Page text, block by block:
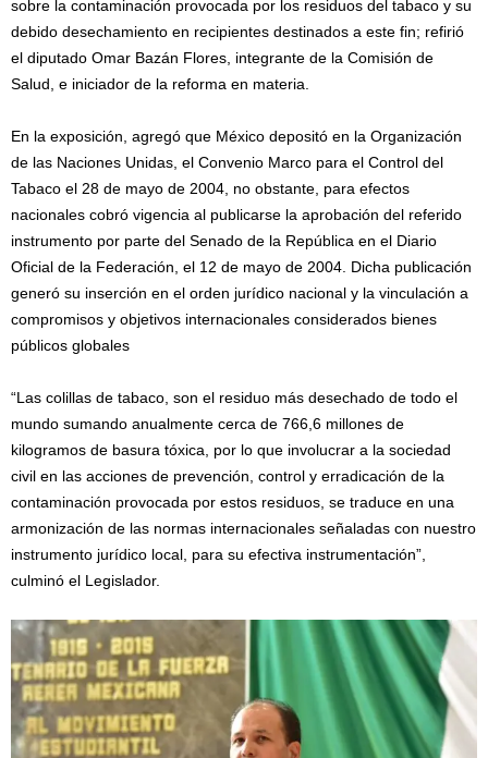
sobre la contaminación provocada por los residuos del tabaco y su
debido desechamiento en recipientes destinados a este fin; refirió
el diputado Omar Bazán Flores, integrante de la Comisión de
Salud, e iniciador de la reforma en materia.
En la exposición, agregó que México depositó en la Organización
de las Naciones Unidas, el Convenio Marco para el Control del
Tabaco el 28 de mayo de 2004, no obstante, para efectos
nacionales cobró vigencia al publicarse la aprobación del referido
instrumento por parte del Senado de la República en el Diario
Oficial de la Federación, el 12 de mayo de 2004. Dicha publicación
generó su inserción en el orden jurídico nacional y la vinculación a
compromisos y objetivos internacionales considerados bienes
públicos globales
“Las colillas de tabaco, son el residuo más desechado de todo el
mundo sumando anualmente cerca de 766,6 millones de
kilogramos de basura tóxica, por lo que involucrar a la sociedad
civil en las acciones de prevención, control y erradicación de la
contaminación provocada por estos residuos, se traduce en una
armonización de las normas internacionales señaladas con nuestro
instrumento jurídico local, para su efectiva instrumentación”,
culminó el Legislador.